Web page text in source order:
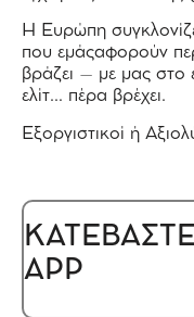
Η Ευρώπη
που εμάςαφορούν
βράζει – με μας στο
ελίτ… πέρα βρέχει.
Εξοργιστικοί ή
APP